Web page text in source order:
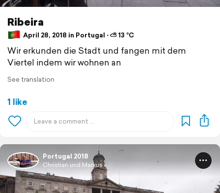
Ribeira
April 28, 2018 in Portugal ⋅ ⛅ 13 °C
Wir erkunden die Stadt und fangen mit dem
Viertel indem wir wohnen an
See translation
1 like
Portugal 2018
Christian und Markus